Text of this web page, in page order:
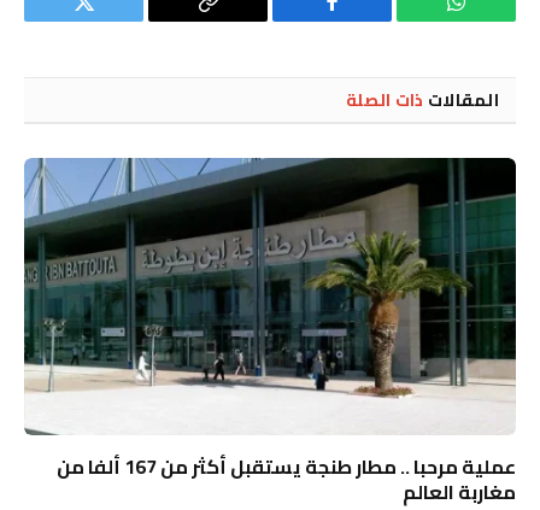
واتساب فيسبوك
Copy
تويتر
المقالات ذات الصلة
عملية مرحبا .. مطار طنجة يستقبل أكثر من 167 ألفا من
مغاربة العالم